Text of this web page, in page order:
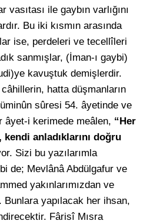
ile gaybın varlığını
Bu iki kısmın arasında
ise, perdeleri ve tecellîleri
sanmışlar, (İman-ı gaybi)
kavuştuk demişlerdir.
hatta düşmanların
sûresi 54. âyetinde ve
âyet-i kerimede meâlen, “Her
anladıklarını doğru
Sizi bu yazılarımla
de; Mevlânâ Abdülgafur ve
yakınlarımızdan ve
yapılacak her ihsan,
Fârisî Mısra